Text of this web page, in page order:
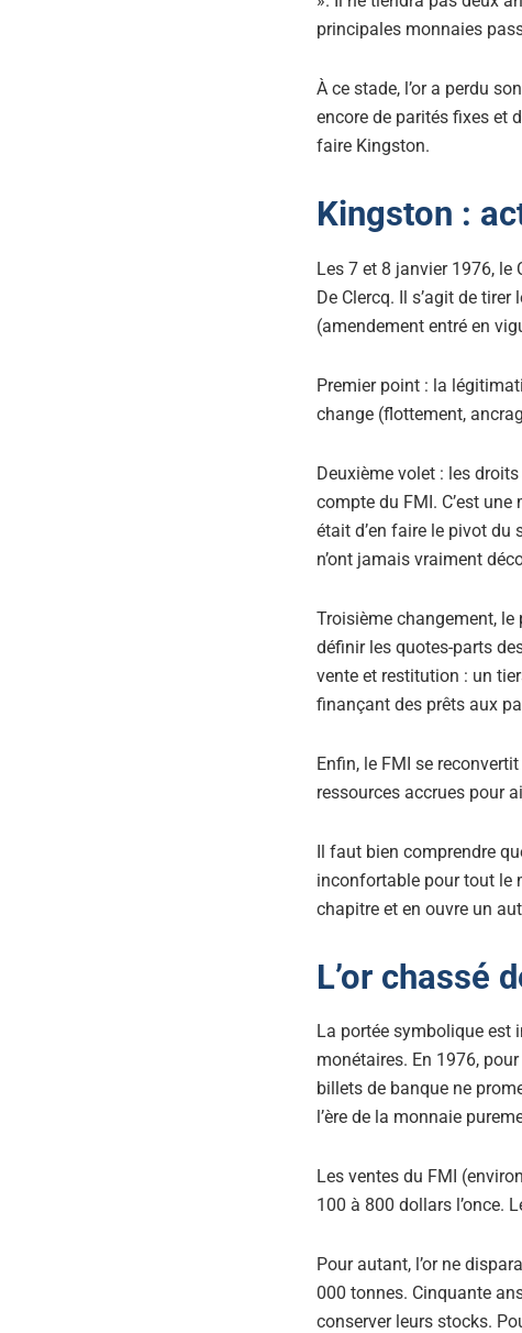
principales monnaies
À ce stade, l’or a perdu
encore de parités fixes et
faire Kingston.
Kingston :
Les 7 et 8 janvier 1976,
De Clercq. Il s’agit de
(amendement entré en
Premier point : la
change (flottement,
Deuxième volet : les
compte du FMI. C’est
était d’en faire le pivot du
n’ont jamais vraiment
Troisième changement,
définir les quotes-parts
vente et restitution : un
finançant des prêts aux
Enfin, le FMI se
ressources accrues pour
Il faut bien comprendre
inconfortable pour tout le
chapitre et en ouvre un
L’or chassé
La portée symbolique est
monétaires. En 1976,
billets de banque ne
l’ère de la monnaie
Les ventes du FMI
100 à 800 dollars l’once.
Pour autant, l’or ne
000 tonnes. Cinquante
conserver leurs stocks.